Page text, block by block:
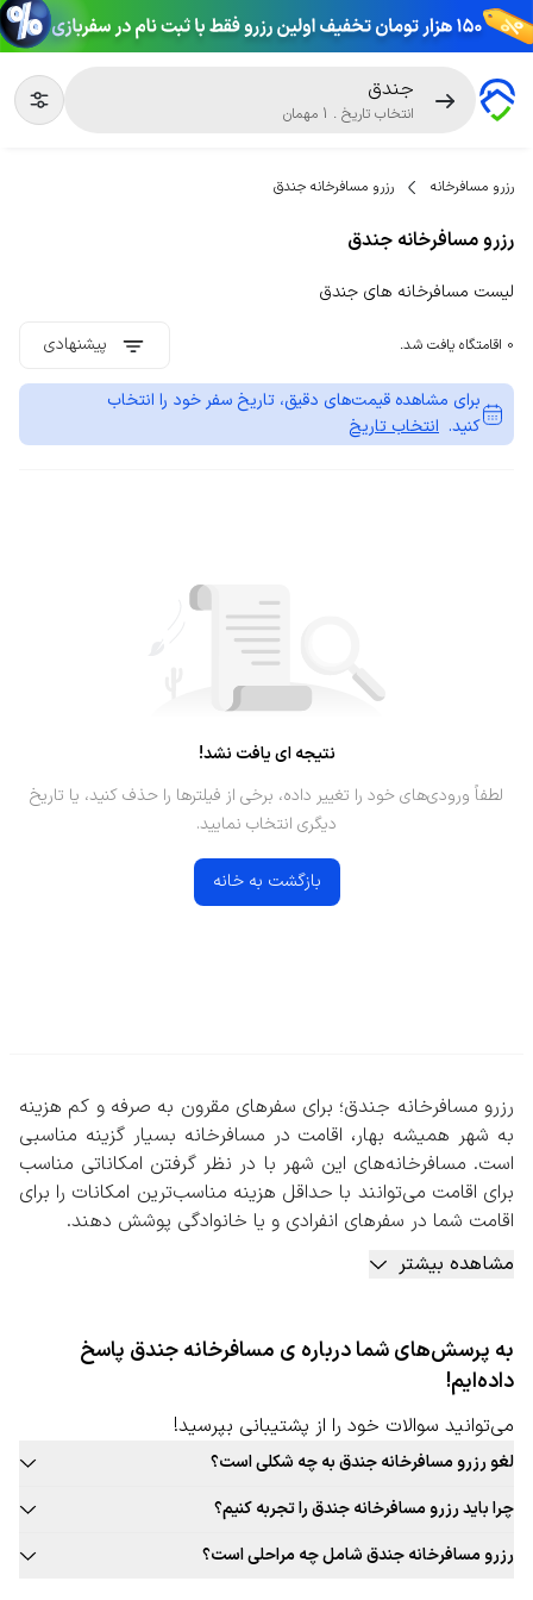
جندق
انتخاب تاریخ .
1 مهمان
رزرو مسافرخانه رزرو مسافرخانه جندق
رزرو مسافرخانه جندق
لیست مسافرخانه های جندق
0 اقامتگاه یافت شد. پیشنهادی
برای مشاهده قیمت‌های دقیق، تاریخ سفر خود را انتخاب
کنید. انتخاب تاریخ
نتیجه ای یافت نشد!
لطفاً ورودی‌های خود را تغییر داده، برخی از فیلترها را حذف کنید، یا تاریخ
دیگری انتخاب نمایید.
بازگشت به خانه
رزرو مسافرخانه جندق؛ برای سفرهای مقرون به صرفه و کم هزینه
به شهر همیشه بهار، اقامت در مسافرخانه بسیار گزینه مناسبی
است. مسافرخانه‌های این شهر با در نظر گرفتن امکاناتی مناسب
برای اقامت می‌توانند با حداقل هزینه مناسب‌ترین امکانات را برای
اقامت شما در سفرهای انفرادی و یا خانوادگی پوشش دهند.
به طور کلی رزرو مسافرخانه جندق، گزینه‌ای مناسب برای رزرو
اقامتگاه‌ است. اقامتی که هزینه کمتری برای شما به همراه دارد،
نظر داشته‌باشید که مسافرخانه‌ها دارای سرویس بهداشتی
اختصاصی به ازای هر اتاق هستند. این موارد را باید حتما در زمان
رزرو مسافرخانه مورد نظر، بررسی کنید.
رزرو مسافرخانه جندق به صورت آنلاین
با توجه به اهمیت اقامت در مسافرخانه‌ها برای سفرهای گروهی،
پیشنهاد می‌کنیم برای رزرو مسافرخانه در این شهر حتما به
صفحه اختصاصی آن در سایت رزرواسیون سفربازی مراجعه کنید.
تعداد نفرات و تاریخ ورود و خروج، وارد صفحه مسافرخانه‌های
مشاهده بیشتر
به پرسش‌های شما درباره ی مسافرخانه جندق پاسخ
داده‌ایم!
می‌توانید سوالات خود را از پشتیبانی بپرسید!
لغو رزرو مسافرخانه جندق به چه شکلی است؟
قوانین لغو رزرو مسافرخانه این شهر به صورت ثابت برای تمامی مسافرخانه
قابل ارائه نیست. حتما در زمان رزرو مسافرخانه مورد نظر خود به قوانین
لغو توجه کنید.
چرا باید رزرو مسافرخانه جندق را تجربه کنیم؟
بافت سنتی و جذاب این شهر، غذاهای محلی و بومی جذاب، فرهنگ غنی،
تجربه‌های جذاب و به یادماندنی اقامت در مسافرخانه این شهر و … دلایلی
رزرو مسافرخانه جندق شامل چه مراحلی است؟